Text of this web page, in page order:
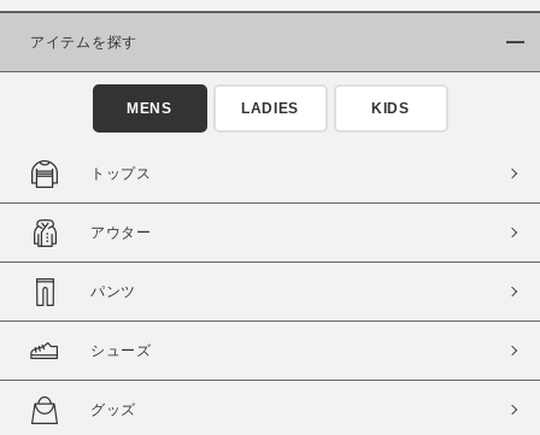
～
商品タイプ
通常商品 予約商品
在庫
在庫あり 在庫なし含む
アイテムを探す
MENS LADIES KIDS
トップス
アウター
パンツ
シューズ
グッズ